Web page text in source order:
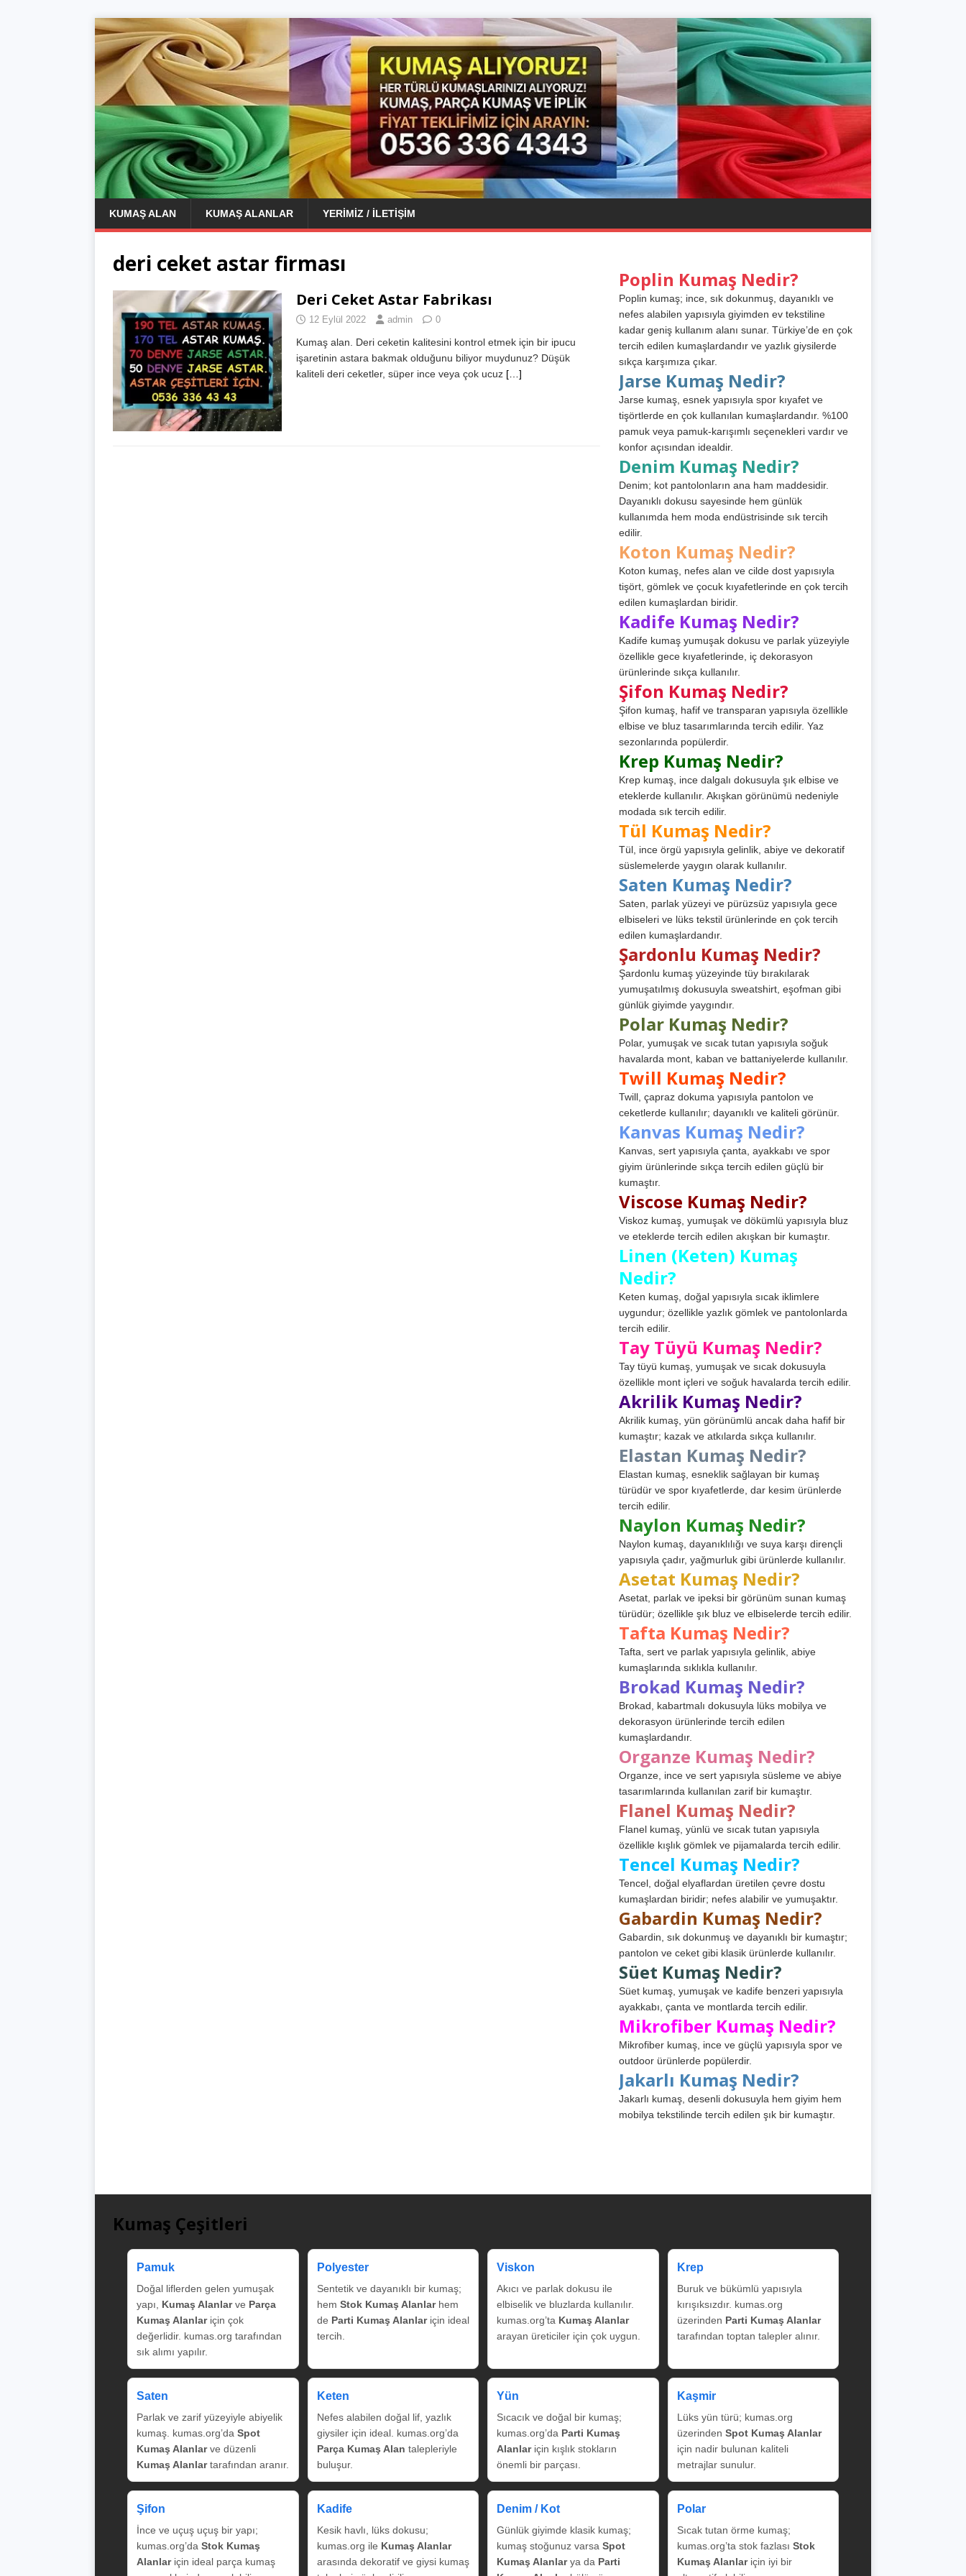
KUMAŞ ALAN KUMAŞ ALANLAR YERIMIZ / İLETIŞIM
deri ceket astar firması
Deri Ceket Astar Fabrikası
12 Eylül 2022 admin 0
Kumaş alan. Deri ceketin kalitesini kontrol etmek için bir ipucu
işaretinin astara bakmak olduğunu biliyor muydunuz? Düşük
kaliteli deri ceketler, süper ince veya çok ucuz […]
Poplin Kumaş Nedir?
Poplin kumaş; ince, sık dokunmuş, dayanıklı ve
nefes alabilen yapısıyla giyimden ev tekstiline
kadar geniş kullanım alanı sunar. Türkiye’de en çok
tercih edilen kumaşlardandır ve yazlık giysilerde
sıkça karşımıza çıkar.
Jarse Kumaş Nedir?
Jarse kumaş, esnek yapısıyla spor kıyafet ve
tişörtlerde en çok kullanılan kumaşlardandır. %100
pamuk veya pamuk-karışımlı seçenekleri vardır ve
konfor açısından idealdir.
Denim Kumaş Nedir?
Denim; kot pantolonların ana ham maddesidir.
Dayanıklı dokusu sayesinde hem günlük
kullanımda hem moda endüstrisinde sık tercih
edilir.
Koton Kumaş Nedir?
Koton kumaş, nefes alan ve cilde dost yapısıyla
tişört, gömlek ve çocuk kıyafetlerinde en çok tercih
edilen kumaşlardan biridir.
Kadife Kumaş Nedir?
Kadife kumaş yumuşak dokusu ve parlak yüzeyiyle
özellikle gece kıyafetlerinde, iç dekorasyon
ürünlerinde sıkça kullanılır.
Şifon Kumaş Nedir?
Şifon kumaş, hafif ve transparan yapısıyla özellikle
elbise ve bluz tasarımlarında tercih edilir. Yaz
sezonlarında popülerdir.
Krep Kumaş Nedir?
Krep kumaş, ince dalgalı dokusuyla şık elbise ve
eteklerde kullanılır. Akışkan görünümü nedeniyle
modada sık tercih edilir.
Tül Kumaş Nedir?
Tül, ince örgü yapısıyla gelinlik, abiye ve dekoratif
süslemelerde yaygın olarak kullanılır.
Saten Kumaş Nedir?
Saten, parlak yüzeyi ve pürüzsüz yapısıyla gece
elbiseleri ve lüks tekstil ürünlerinde en çok tercih
edilen kumaşlardandır.
Şardonlu Kumaş Nedir?
Şardonlu kumaş yüzeyinde tüy bırakılarak
yumuşatılmış dokusuyla sweatshirt, eşofman gibi
günlük giyimde yaygındır.
Polar Kumaş Nedir?
Polar, yumuşak ve sıcak tutan yapısıyla soğuk
havalarda mont, kaban ve battaniyelerde kullanılır.
Twill Kumaş Nedir?
Twill, çapraz dokuma yapısıyla pantolon ve
ceketlerde kullanılır; dayanıklı ve kaliteli görünür.
Kanvas Kumaş Nedir?
Kanvas, sert yapısıyla çanta, ayakkabı ve spor
giyim ürünlerinde sıkça tercih edilen güçlü bir
kumaştır.
Viscose Kumaş Nedir?
Viskoz kumaş, yumuşak ve dökümlü yapısıyla bluz
ve eteklerde tercih edilen akışkan bir kumaştır.
Linen (Keten) Kumaş
Nedir?
Keten kumaş, doğal yapısıyla sıcak iklimlere
uygundur; özellikle yazlık gömlek ve pantolonlarda
tercih edilir.
Tay Tüyü Kumaş Nedir?
Tay tüyü kumaş, yumuşak ve sıcak dokusuyla
özellikle mont içleri ve soğuk havalarda tercih edilir.
Akrilik Kumaş Nedir?
Akrilik kumaş, yün görünümlü ancak daha hafif bir
kumaştır; kazak ve atkılarda sıkça kullanılır.
Elastan Kumaş Nedir?
Elastan kumaş, esneklik sağlayan bir kumaş
türüdür ve spor kıyafetlerde, dar kesim ürünlerde
tercih edilir.
Naylon Kumaş Nedir?
Naylon kumaş, dayanıklılığı ve suya karşı dirençli
yapısıyla çadır, yağmurluk gibi ürünlerde kullanılır.
Asetat Kumaş Nedir?
Asetat, parlak ve ipeksi bir görünüm sunan kumaş
türüdür; özellikle şık bluz ve elbiselerde tercih edilir.
Tafta Kumaş Nedir?
Tafta, sert ve parlak yapısıyla gelinlik, abiye
kumaşlarında sıklıkla kullanılır.
Brokad Kumaş Nedir?
Brokad, kabartmalı dokusuyla lüks mobilya ve
dekorasyon ürünlerinde tercih edilen
kumaşlardandır.
Organze Kumaş Nedir?
Organze, ince ve sert yapısıyla süsleme ve abiye
tasarımlarında kullanılan zarif bir kumaştır.
Flanel Kumaş Nedir?
Flanel kumaş, yünlü ve sıcak tutan yapısıyla
özellikle kışlık gömlek ve pijamalarda tercih edilir.
Tencel Kumaş Nedir?
Tencel, doğal elyaflardan üretilen çevre dostu
kumaşlardan biridir; nefes alabilir ve yumuşaktır.
Gabardin Kumaş Nedir?
Gabardin, sık dokunmuş ve dayanıklı bir kumaştır;
pantolon ve ceket gibi klasik ürünlerde kullanılır.
Süet Kumaş Nedir?
Süet kumaş, yumuşak ve kadife benzeri yapısıyla
ayakkabı, çanta ve montlarda tercih edilir.
Mikrofiber Kumaş Nedir?
Mikrofiber kumaş, ince ve güçlü yapısıyla spor ve
outdoor ürünlerde popülerdir.
Jakarlı Kumaş Nedir?
Jakarlı kumaş, desenli dokusuyla hem giyim hem
mobilya tekstilinde tercih edilen şık bir kumaştır.
Kumaş Çeşitleri
Pamuk
Doğal liflerden gelen yumuşak
yapı, Kumaş Alanlarve Parça
Kumaş Alanlariçin çok
değerlidir. kumas.org tarafından
sık alımı yapılır.
Polyester
Sentetik ve dayanıklı bir kumaş;
hem Stok Kumaş Alanlarhem
de Parti Kumaş Alanlariçin ideal
tercih.
Viskon
Akıcı ve parlak dokusu ile
elbiselik ve bluzlarda kullanılır.
kumas.org’ta Kumaş Alanlar
arayan üreticiler için çok uygun.
Krep
Buruk ve bükümlü yapısıyla
kırışıksızdır. kumas.org
üzerinden Parti Kumaş Alanlar
tarafından toptan talepler alınır.
Saten
Parlak ve zarif yüzeyiyle abiyelik
kumaş. kumas.org’da Spot
Kumaş Alanlarve düzenli
Kumaş Alanlartarafından aranır.
Keten
Nefes alabilen doğal lif, yazlık
giysiler için ideal. kumas.org’da
Parça Kumaş Alan talepleriyle
buluşur.
Yün
Sıcacık ve doğal bir kumaş;
kumas.org’da Parti Kumaş
Alanlariçin kışlık stokların
önemli bir parçası.
Kaşmir
Lüks yün türü; kumas.org
üzerinden Spot Kumaş Alanlar
için nadir bulunan kaliteli
metrajlar sunulur.
Şifon
İnce ve uçuş uçuş bir yapı;
kumas.org’da Stok Kumaş
Alanlariçin ideal parça kumaş
Kadife
Kesik havlı, lüks dokusu;
kumas.org ile Kumaş Alanlar
arasında dekoratif ve giysi kumaş
Denim / Kot
Günlük giyimde klasik kumaş;
kumaş stoğunuz varsa Spot
Kumaş Alanlarya da Parti
Polar
Sıcak tutan örme kumaş;
kumas.org’ta stok fazlası Stok
Kumaş Alanlariçin iyi bir